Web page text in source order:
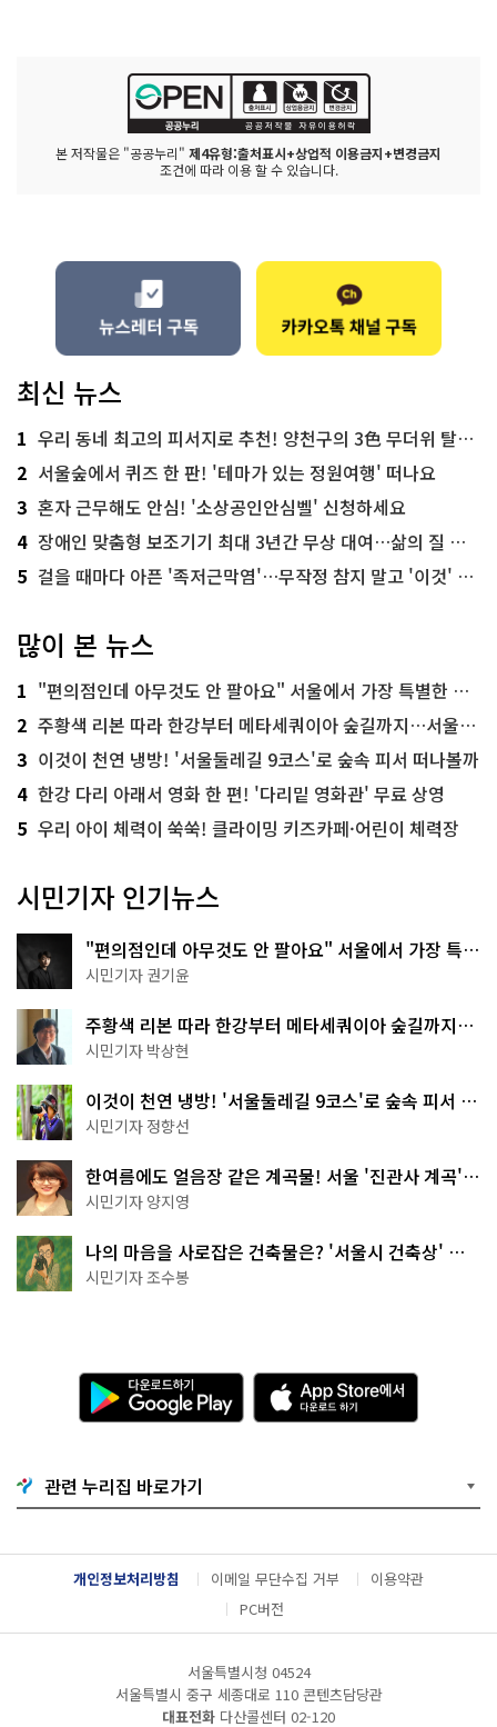
본 저작물은 "공공누리" 제4유형:출처표시+상업적 이용금지+변경금지
조건에 따라 이용 할 수 있습니다.
최신 뉴스
1 우리 동네 최고의 피서지로 추천! 양천구의 3色 무더위 탈출 명소
2 서울숲에서 퀴즈 한 판! '테마가 있는 정원여행' 떠나요
3 혼자 근무해도 안심! '소상공인안심벨' 신청하세요
4 장애인 맞춤형 보조기기 최대 3년간 무상 대여…삶의 질 높인다
5 걸을 때마다 아픈 '족저근막염'…무작정 참지 말고 '이것' 해보세요!
많이 본 뉴스
1 "편의점인데 아무것도 안 팔아요" 서울에서 가장 특별한 편의점의 정체
2 주황색 리본 따라 한강부터 메타세쿼이아 숲길까지…서울둘레길 15코스
3 이것이 천연 냉방! '서울둘레길 9코스'로 숲속 피서 떠나볼까
4 한강 다리 아래서 영화 한 편! '다리밑 영화관' 무료 상영
5 우리 아이 체력이 쑥쑥! 클라이밍 키즈카페·어린이 체력장
시민기자 인기뉴스
"편의점인데 아무것도 안 팔아요" 서울에서 가장 특별
한 편의점의 정체
시민기자 권기윤
주황색 리본 따라 한강부터 메타세쿼이아 숲길까지…
서울둘레길 15코스
시민기자 박상현
이것이 천연 냉방! '서울둘레길 9코스'로 숲속 피서 떠
나볼까
시민기자 정향선
한여름에도 얼음장 같은 계곡물! 서울 '진관사 계곡'이
천국이네~
시민기자 양지영
나의 마음을 사로잡은 건축물은? '서울시 건축상' 수
상작 공개!
시민기자 조수봉
다
운
로
기
G
o
g
l
e
l
A
p
p
e
서
다
운
드
관련 누리집 바로가기
개인정보처리방침 이메일 무단수집 거부
이용약관
PC버전
서울특별시청 04524
서울특별시 중구 세종대로 110 콘텐츠담당관
대표전화 다산콜센터 02-120